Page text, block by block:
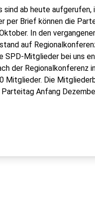
ab heute aufgerufen,
per Brief können die
In den
auf
SPD-Mitglieder bei uns
der Regionalkonferenz
Mitglieder. Die
Anfang